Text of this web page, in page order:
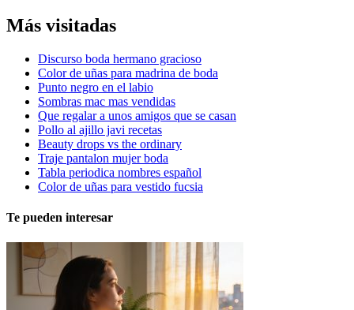
Más visitadas
Discurso boda hermano gracioso
Color de uñas para madrina de boda
Punto negro en el labio
Sombras mac mas vendidas
Que regalar a unos amigos que se casan
Pollo al ajillo javi recetas
Beauty drops vs the ordinary
Traje pantalon mujer boda
Tabla periodica nombres español
Color de uñas para vestido fucsia
Te pueden interesar